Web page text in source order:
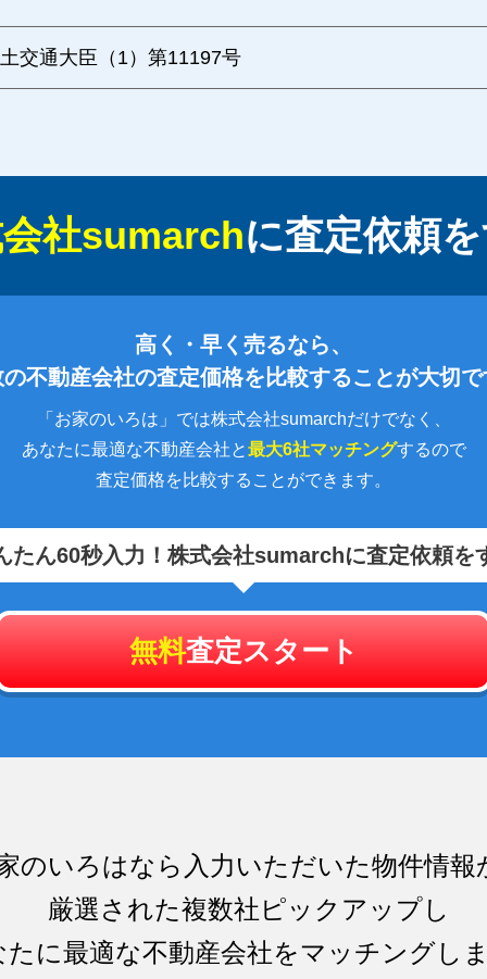
交通大臣（1）第11197号
社sumarchに査定依頼
高く・早く売るなら、
不動産会社の査定価格を比較することが大切で
「お家のいろは」では株式会社sumarchだけでなく、
あなたに最適な不動産会社と最大6社マッチングするので
査定価格を比較することができます。
たん60秒入力！ 株式会社sumarchに査定依頼を
無料査定スタート
のいろはなら入力いただいた物件情報
厳選された複数社ピックアップし
たに最適な不動産会社をマッチングし